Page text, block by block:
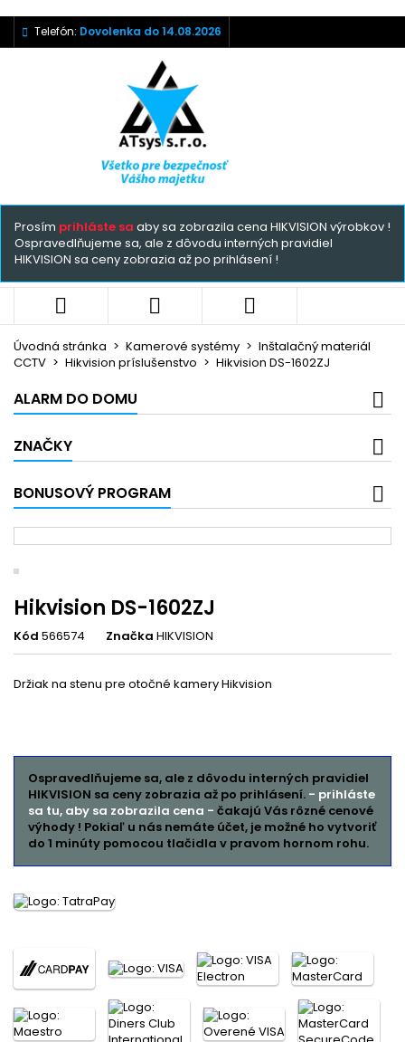
Telefón: Dovolenka do 14.08.2026
Prosím prihláste sa aby sa zobrazila cena HIKVISION výrobkov !
Ospravedlňujeme sa, ale z dôvodu interných pravidiel
HIKVISION sa ceny zobrazia až po prihlásení !
  
Úvodná stránka Kamerové systémy
Inštalačný materiál
CCTV
Hikvision príslušenstvo Hikvision DS-1602ZJ
ALARM DO DOMU
ZNAČKY
BONUSOVÝ PROGRAM
Hikvision DS-1602ZJ
Kód 566574 Značka HIKVISION
Držiak na stenu pre otočné kamery Hikvision
Ospravedlňujeme sa, ale z dôvodu interných pravidiel
HIKVISION sa ceny zobrazia až po prihlásení. - prihláste
sa tu, aby sa zobrazila cena - čakajú Vás rôzné cenové
výhody ! Pokiaľ u nás nemáte účet, je možné ho vytvoriť
do 1 minúty pomocou tlačidla v pravom hornom rohu.